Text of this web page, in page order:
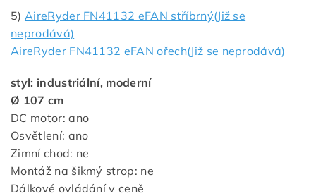
5) AireRyder FN41132 eFAN stříbrný(Již se
neprodává)
AireRyder FN41132 eFAN ořech(Již se neprodává)
styl: industriální, moderní
Ø 107 cm
DC motor: ano
Osvětlení: ano
Zimní chod: ne
Montáž na šikmý strop: ne
Dálkové ovládání v ceně